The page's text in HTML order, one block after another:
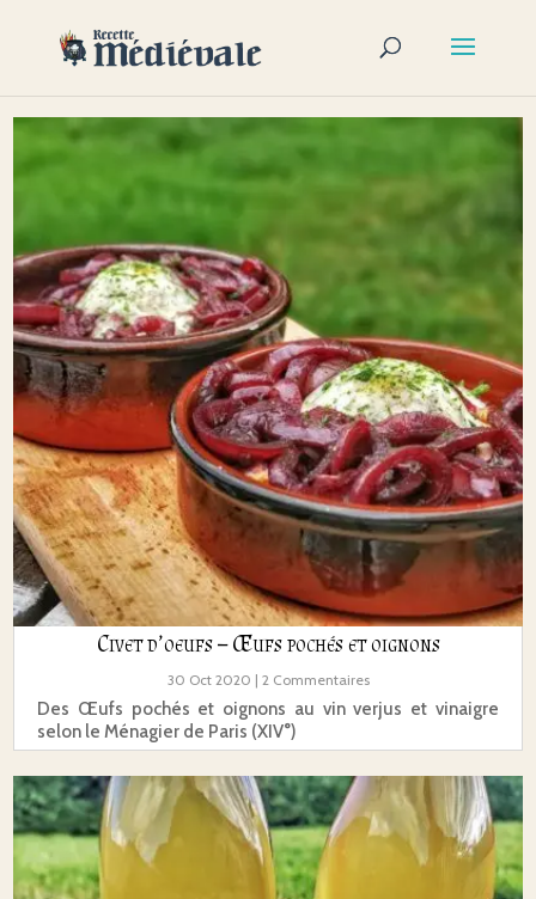
Civet d’oeufs – Œufs pochés et oignons
30 Oct 2020 | 2 Commentaires
Des Œufs pochés et oignons au vin verjus et vinaigre
selon le Ménagier de Paris (XIV°)